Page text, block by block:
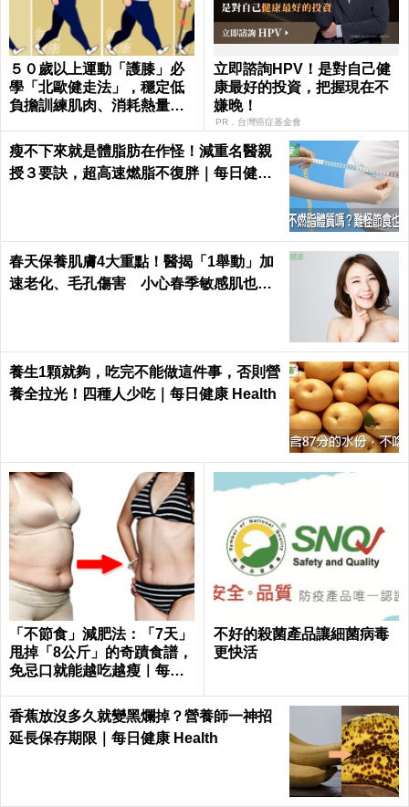
５０歲以上運動「護膝」必
學「北歐健走法」，穩定低
負擔訓練肌肉、消耗熱量｜
立即諮詢HPV！是對自己健
康最好的投資，把握現在不
嫌晚！
PR．台灣癌症基金會
瘦不下來就是體脂肪在作怪！減重名醫親
授３要訣，超高速燃脂不復胖｜每日健康
春天保養肌膚4大重點！醫揭「1舉動」加
速老化、毛孔傷害 小心春季敏感肌也易
養生1顆就夠，吃完不能做這件事，否則營
養全拉光！四種人少吃｜每日健康 Health
「不節食」減肥法：「7天」
甩掉「8公斤」的奇蹟食譜，
免忌口就能越吃越瘦｜每日
不好的殺菌產品讓細菌病毒
更快活
香蕉放沒多久就變黑爛掉？營養師一神招
延長保存期限｜每日健康 Health